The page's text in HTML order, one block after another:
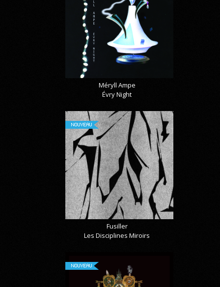
Méryll Ampe
Évry Night
NOUVEAU
Fusiller
Les Disciplines Miroirs
NOUVEAU